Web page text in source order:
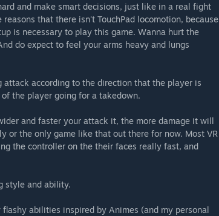
and make smart decisions, just like in a real fight
that there isn't TouchPad locomotion, because
is necessary to play this game. Wanna hurt the
do expect to feel your arms heavy and lungs
according to the direction that the player is
the player going for a takedown.
and faster your attack it, the more damage it will
the only game like that out there for now. Most VR
the controller on the their faces really fast, and
style and ability.
abilities inspired by Animes (and my personal